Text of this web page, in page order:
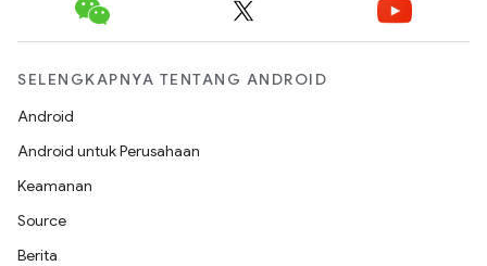
SELENGKAPNYA TENTANG ANDROID
Android
Android untuk Perusahaan
Keamanan
Source
Berita